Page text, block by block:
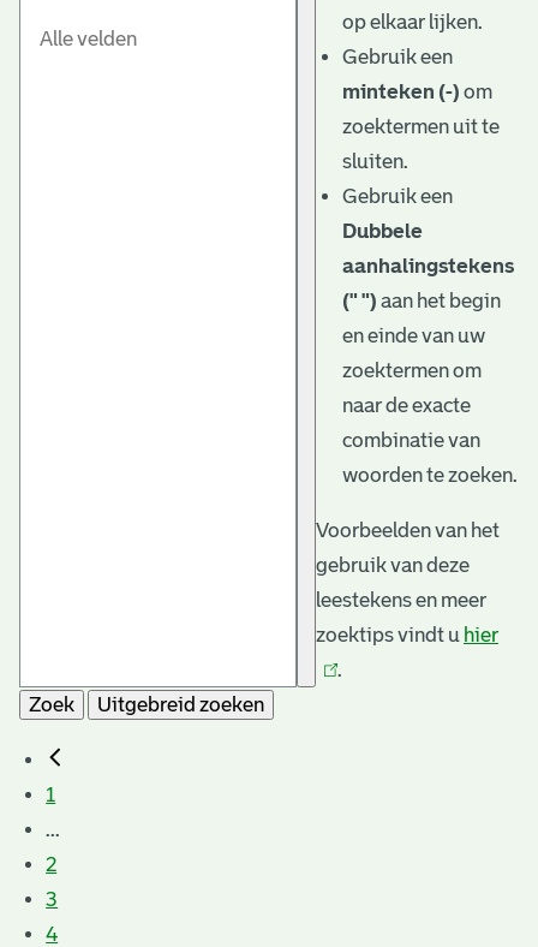
op elkaar lijken.
Gebruik een
minteken (-) om
zoektermen uit te
sluiten.
Gebruik een
Dubbele
aanhalingstekens
(" ") aan het begin
en einde van uw
zoektermen om
naar de exacte
combinatie van
woorden te zoeken.
Voorbeelden van het
gebruik van deze
leestekens en meer
zoektips vindt u hier
.
Zoek
Uitgebreid zoeken
1
...
2
3
4